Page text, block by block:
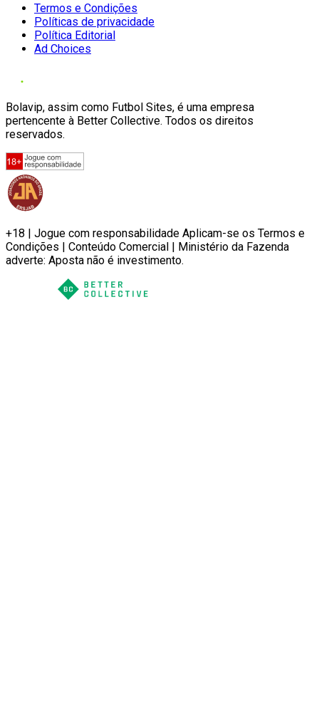
Termos e Condições
Políticas de privacidade
Política Editorial
Ad Choices
Bolavip, assim como Futbol Sites, é uma empresa
pertencente à Better Collective. Todos os direitos
reservados.
+18 | Jogue com responsabilidade Aplicam-se os Termos e
Condições | Conteúdo Comercial | Ministério da Fazenda
adverte: Aposta não é investimento.